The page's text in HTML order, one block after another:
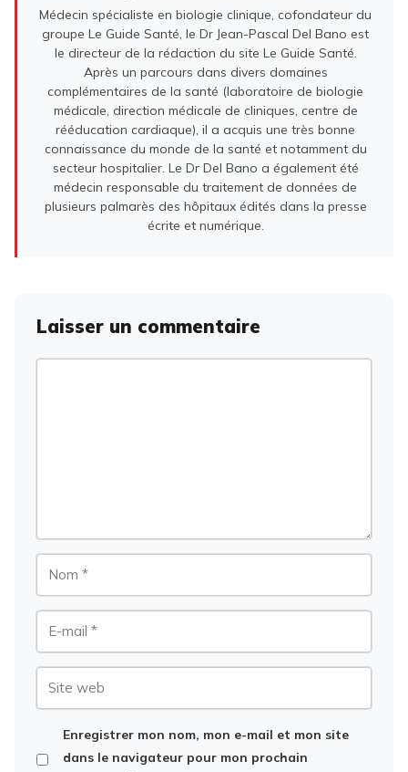
Médecin spécialiste en biologie clinique, cofondateur du
groupe Le Guide Santé, le Dr Jean-Pascal Del Bano est
le directeur de la rédaction du site Le Guide Santé.
Après un parcours dans divers domaines
complémentaires de la santé (laboratoire de biologie
médicale, direction médicale de cliniques, centre de
rééducation cardiaque), il a acquis une très bonne
connaissance du monde de la santé et notamment du
secteur hospitalier. Le Dr Del Bano a également été
médecin responsable du traitement de données de
plusieurs palmarès des hôpitaux édités dans la presse
écrite et numérique.
Laisser un commentaire
Enregistrer mon nom, mon e-mail et mon site
dans le navigateur pour mon prochain